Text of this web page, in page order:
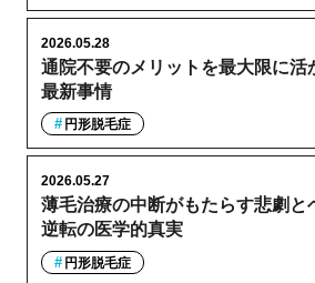
通院不要のメリットを最大限に活
最新事情
2026.05.28
円形脱毛症
薄毛治療の中断がもたらす悲劇と
逆転の医学的真実
2026.05.27
円形脱毛症